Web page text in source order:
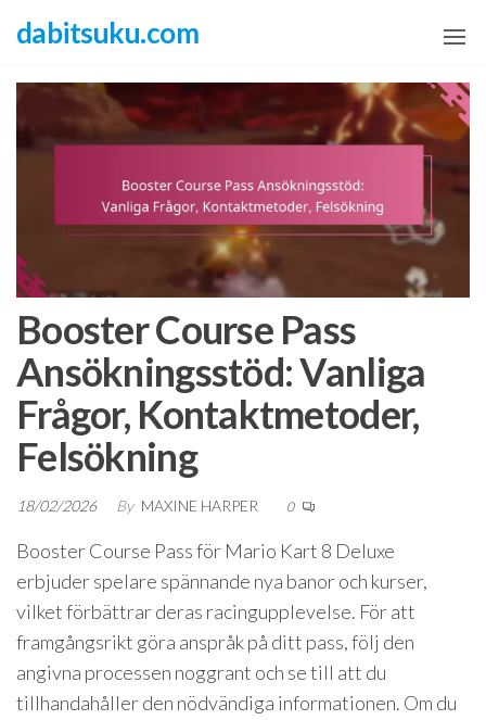
content
dabitsuku.com
Booster Course Pass
Ansökningsstöd: Vanliga
Frågor, Kontaktmetoder,
Felsökning
18/02/2026 By MAXINE HARPER 0
Booster Course Pass för Mario Kart 8 Deluxe
erbjuder spelare spännande nya banor och kurser,
vilket förbättrar deras racingupplevelse. För att
framgångsrikt göra anspråk på ditt pass, följ den
angivna processen noggrant och se till att du
tillhandahåller den nödvändiga informationen. Om du